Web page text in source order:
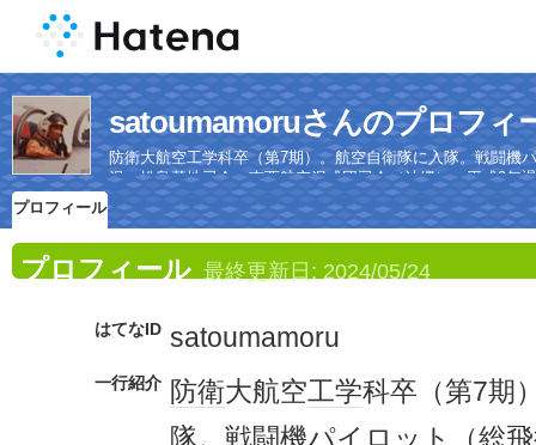
satoumamoruさんのプロフィ
防衛大航空工学科卒（第7期）。航空自衛隊に入隊。戦闘機
沢・松島基地司令、南西航空混成団司令（沖縄）。平成9年
プロフィール
プロフィール 最終更新日: 2024/05/24
はてなID satoumamoru
一行紹介 防衛大航空工学科卒（第7期
隊。 戦闘機パイロット
（総